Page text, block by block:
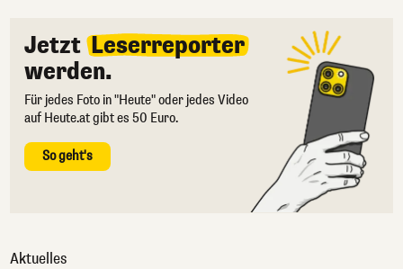
Jetzt Leserreporter
werden.
Für jedes Foto in "Heute" oder jedes Video
auf Heute.at gibt es 50 Euro.
So geht's
Aktuelles